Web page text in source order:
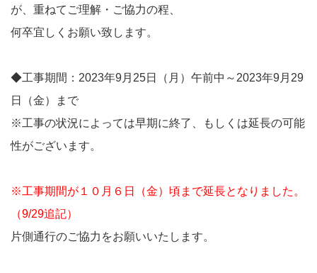
が、重ねてご理解・ご協力の程、
何卒宜しくお願い致します。
◆工事期間：2023年9月25日（月）午前中～2023年9月29
日（金）まで
※工事の状況によっては早期に終了、もしくは延長の可能
性がございます。
※工事期間が１０月６日（金）頃まで延長となりました。
（9/29追記）
片側通行のご協力をお願いいたします。